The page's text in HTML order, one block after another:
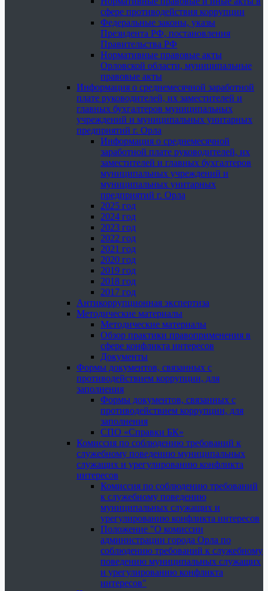
сфере противодействия коррупции
Федеральные законы, указы
Президента РФ, постановления
Правительства РФ
Нормативные правовые акты
Орловской области, муниципальные
правовые акты
Информация о среднемесячной заработной
плате руководителей, их заместителей и
главных бухгалтеров муниципальных
учреждений и муниципальных унитарных
предприятий г. Орла
Информация о среднемесячной
заработной плате руководителей, их
заместителей и главных бухгалтеров
муниципальных учреждений и
муниципальных унитарных
предприятий г. Орла
2025 год
2024 год
2023 год
2022 год
2021 год
2020 год
2019 год
2018 год
2017 год
Антикоррупционная экспертиза
Методические материалы
Методические материалы
Обзор практики правоприменения в
сфере конфликта интересов
Документы
Формы документов, связанных с
противодействием коррупции, для
заполнения
Формы документов, связанных с
противодействием коррупции, для
заполнения
СПО «Справки БК»
Комиссия по соблюдению требований к
служебному поведению муниципальных
служащих и урегулированию конфликта
интересов
Комиссия по соблюдению требований
к служебному поведению
муниципальных служащих и
урегулированию конфликта интересов
Положение "О комиссии
администрации города Орла по
соблюдению требований к служебному
поведению муниципальных служащих
и урегулированию конфликта
интересов"